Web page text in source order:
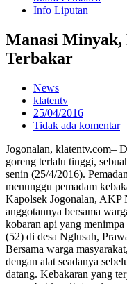
Info Liputan
Manasi
Terbakar
News
klatentv
25/04/2016
Tidak ada komentar
Jogonalan, klatentv.com–
goreng terlalu tinggi,
senin (25/4/2016).
menunggu pemadam
Kapolsek Jogonalan, AKP
anggotannya bersama
kobaran api yang
(52) di desa Nglusah,
Bersama warga
dengan alat seadanya
datang. Kebakaran yang